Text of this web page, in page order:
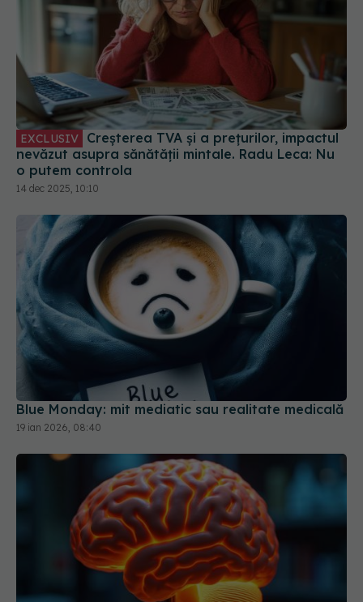
EXCLUSIV
nevăzut asupra sănătății mintale. Radu Leca: Nu
o putem controla
14 dec 2025, 10:10
Blue Monday: mit mediatic sau realitate medicală
19 ian 2026, 08:40